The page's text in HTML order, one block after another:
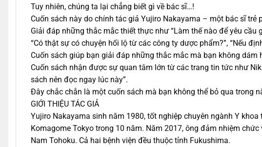
Tuy nhiên, chúng ta lại chẳng biết gì về bác sĩ…!
Cuốn sách này do chính tác giả Yujiro Nakayama – một bác sĩ
Giải đáp những thắc mắc thiết thực như “Làm thế nào để yêu cầu
“Có thật sự có chuyện hối lộ từ các công ty dược phẩm?”, “Nếu
Cuốn sách giúp bạn giải đáp những thắc mắc mà bạn không dám
Cuốn sách nhận được sự quan tâm lớn từ các trang tin tức như
sách nên đọc ngay lúc này”.
Đây chắc chắn là một cuốn sách mà bạn không thể bỏ qua trong
GIỚI THIỆU TÁC GIẢ
Yujiro Nakayama sinh năm 1980, tốt nghiệp chuyên ngành Y
Komagome Tokyo trong 10 năm. Năm 2017, ông đảm nhiệm
Nam Tohoku. Cả hai bệnh viện đều thuộc tỉnh Fukushima.